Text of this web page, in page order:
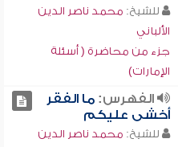
للشيخ: محمد ناصر الدين
الألباني
جزء من محاضرة ( أسئلة
الإمارات)
الفهرس:ما الفقر
أخشى عليكم
للشيخ: محمد ناصر الدين